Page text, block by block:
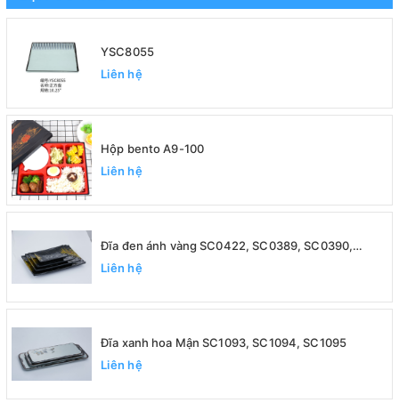
YSC8055
Liên hệ
Hộp bento A9-100
Liên hệ
Đĩa đen ánh vàng SC0422, SC0389, SC0390,
SC0391
Liên hệ
Đĩa xanh hoa Mận SC1093, SC1094, SC1095
Liên hệ